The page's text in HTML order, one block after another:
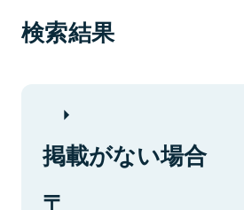
検索結果
掲載がない場合